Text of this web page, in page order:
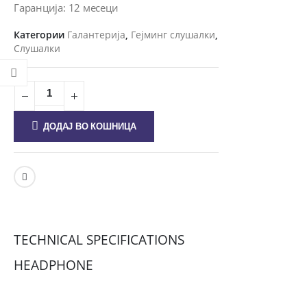
Гаранција: 12 месеци
Категории Галантерија, Гејминг слушалки,
Слушалки
ДОДАЈ ВО КОШНИЦА
TECHNICAL SPECIFICATIONS
HEADPHONE